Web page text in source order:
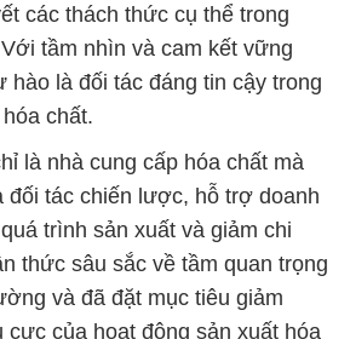
là nhà cung cấp hóa chất mà
tác chiến lược, hỗ trợ doanh
trình sản xuất và giảm chi
thức sâu sắc về tầm quan trọng
và đã đặt mục tiêu giảm
cực của hoạt động sản xuất hóa
ngừng đầu tư mạnh mẽ
triển, đảm bảo rằng chúng
việc cung cấp các sản phẩm